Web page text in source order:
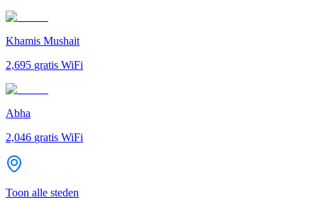
Khamis Mushait
2,695 gratis WiFi
Abha
2,046 gratis WiFi
Toon alle steden